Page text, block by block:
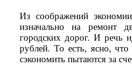
Из соображений
изначально на ремонт
городских дорог. И речь
рублей. То есть, ясно,
сэкономить пытаются за